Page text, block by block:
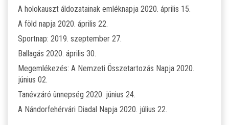
A holokauszt áldozatainak emléknapja 2020. április 15.
A föld napja 2020. április 22.
Sportnap: 2019. szeptember 27.
Ballagás 2020. április 30.
Megemlékezés: A Nemzeti Összetartozás Napja 2020.
június 02.
Tanévzáró ünnepség 2020. június 24.
A Nándorfehérvári Diadal Napja 2020. július 22.